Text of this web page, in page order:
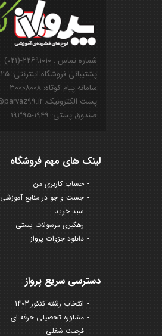
شماره تماس : ۲۲۶۹۱۰۱۰-(۰۲۱)
پشتیبانی فروشگاه اینترنتی: ۰۹۱۲۸۵۰۱۱۲۵
سامانه پیام کوتاه: ۳۰۰۰۸۰۰۸
پست الکترونیک: info@parvaz99.ir
صندوق پستی: ۱۹۴۹-۱۹۳۹۵
لینک های مهم فروشگاه
حساب کاربری من
جست و جو در منابع آموزشی
سبد خرید
رهگیری مرسولات پستی
دانلود جزوات پرواز
دسترسی سریع پرواز
انتخاب رشته کنکور 1403
مشاوره تحصیلی حرفه ای
فرصت شغلی